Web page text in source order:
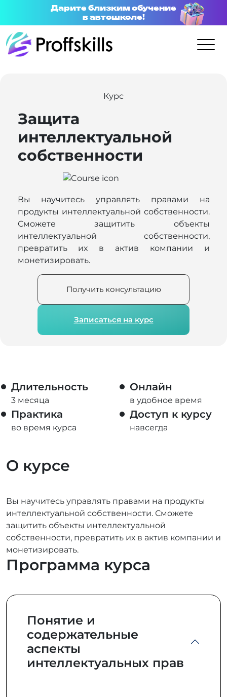
Дарите близким обучение
в автошколе!
Курс
Защита
интеллектуальной
собственности
Вы научитесь управлять правами на
продукты интеллектуальной собственности.
Сможете защитить объекты
интеллектуальной собственности,
превратить их в актив компании и
монетизировать.
Записаться на курс
Получить консультацию
Длительность
3 месяца
Онлайн
в удобное время
Практика
во время курса
Доступ к курсу
навсегда
О курсе
Вы научитесь управлять правами на продукты
интеллектуальной собственности. Сможете
защитить объекты интеллектуальной
собственности, превратить их в актив компании и
монетизировать.
Программа курса
Понятие и
содержательные
аспекты
интеллектуальных прав